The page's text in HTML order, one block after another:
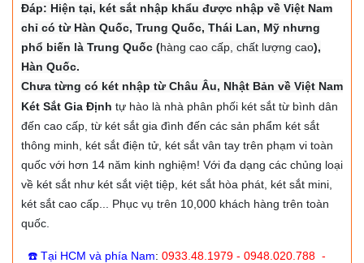
Đáp: Hiện tại, két sắt nhập khẩu được nhập về Việt Nam
chỉ có từ Hàn Quốc, Trung Quốc, Thái Lan, Mỹ nhưng
phổ biến là Trung Quốc (hàng cao cấp, chất lượng cao),
Hàn Quốc.
Chưa từng có két nhập từ Châu Âu, Nhật Bản về Việt Nam
Két Sắt Gia Định tự hào là nhà phân phối két sắt từ bình dân
đến cao cấp, từ két sắt gia đình đến các sản phẩm két sắt
thông minh, két sắt điện tử, két sắt vân tay trên phạm vi toàn
quốc với hơn 14 năm kinh nghiệm! Với đa dạng các chủng loại
về két sắt như két sắt việt tiệp, két sắt hòa phát, két sắt mini,
két sắt cao cấp... Phục vụ trên 10,000 khách hàng trên toàn
quốc.
☎️ Tại HCM và phía Nam: 0933.48.1979 - 0948.020.788 -